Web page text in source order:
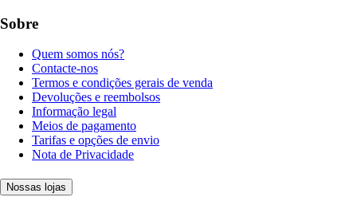
Sobre
Quem somos nós?
Contacte-nos
Termos e condições gerais de venda
Devoluções e reembolsos
Informação legal
Meios de pagamento
Tarifas e opções de envio
Nota de Privacidade
Nossas lojas